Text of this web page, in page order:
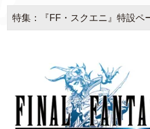
特集：『FF・スクエニ』特設ペ